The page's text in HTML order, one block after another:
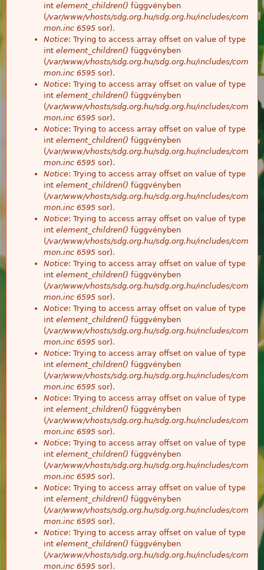
int element_children() függvényben
(/var/www/vhosts/sdg.org.hu/sdg.org.hu/includes/com
mon.inc 6595 sor).
Notice: Trying to access array offset on value of type
int element_children() függvényben
(/var/www/vhosts/sdg.org.hu/sdg.org.hu/includes/com
mon.inc 6595 sor).
Notice: Trying to access array offset on value of type
int element_children() függvényben
(/var/www/vhosts/sdg.org.hu/sdg.org.hu/includes/com
mon.inc 6595 sor).
Notice: Trying to access array offset on value of type
int element_children() függvényben
(/var/www/vhosts/sdg.org.hu/sdg.org.hu/includes/com
mon.inc 6595 sor).
Notice: Trying to access array offset on value of type
int element_children() függvényben
(/var/www/vhosts/sdg.org.hu/sdg.org.hu/includes/com
mon.inc 6595 sor).
Notice: Trying to access array offset on value of type
int element_children() függvényben
(/var/www/vhosts/sdg.org.hu/sdg.org.hu/includes/com
mon.inc 6595 sor).
Notice: Trying to access array offset on value of type
int element_children() függvényben
(/var/www/vhosts/sdg.org.hu/sdg.org.hu/includes/com
mon.inc 6595 sor).
Notice: Trying to access array offset on value of type
int element_children() függvényben
(/var/www/vhosts/sdg.org.hu/sdg.org.hu/includes/com
mon.inc 6595 sor).
Notice: Trying to access array offset on value of type
int element_children() függvényben
(/var/www/vhosts/sdg.org.hu/sdg.org.hu/includes/com
mon.inc 6595 sor).
Notice: Trying to access array offset on value of type
int element_children() függvényben
(/var/www/vhosts/sdg.org.hu/sdg.org.hu/includes/com
mon.inc 6595 sor).
Notice: Trying to access array offset on value of type
int element_children() függvényben
(/var/www/vhosts/sdg.org.hu/sdg.org.hu/includes/com
mon.inc 6595 sor).
Notice: Trying to access array offset on value of type
int element_children() függvényben
(/var/www/vhosts/sdg.org.hu/sdg.org.hu/includes/com
mon.inc 6595 sor).
Notice: Trying to access array offset on value of type
int element_children() függvényben
(/var/www/vhosts/sdg.org.hu/sdg.org.hu/includes/com
mon.inc 6595 sor).